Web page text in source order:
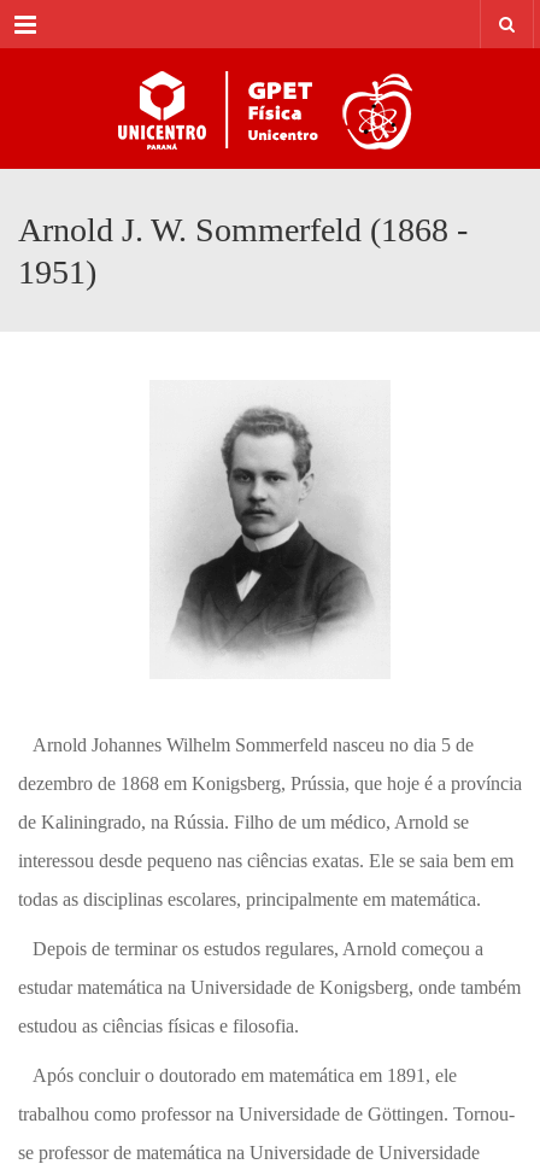
Menu
Arnold J. W. Sommerfeld (1868 -
1951)
Arnold Johannes Wilhelm Sommerfeld nasceu no dia 5 de
dezembro de 1868 em Konigsberg, Prússia, que hoje é a província
de Kaliningrado, na Rússia. Filho de um médico, Arnold se
interessou desde pequeno nas ciências exatas. Ele se saia bem em
todas as disciplinas escolares, principalmente em matemática.
Depois de terminar os estudos regulares, Arnold começou a
estudar matemática na Universidade de Konigsberg, onde também
estudou as ciências físicas e filosofia.
Após concluir o doutorado em matemática em 1891, ele
trabalhou como professor na Universidade de Göttingen. Tornou-
se professor de matemática na Universidade de Universidade